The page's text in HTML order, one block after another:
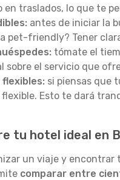
en traslados, lo que te
antes de iniciar la
pet-friendly? Tener
tómate el
el servicio que
si piensas que
Esto te dará
tu hotel ideal en
un viaje y
comparar entre